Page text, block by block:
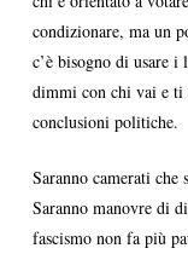
condizionare, ma un
c’è bisogno di usare
dimmi con chi vai e ti
conclusioni politiche.
Saranno camerati che
Saranno manovre di
fascismo non fa più